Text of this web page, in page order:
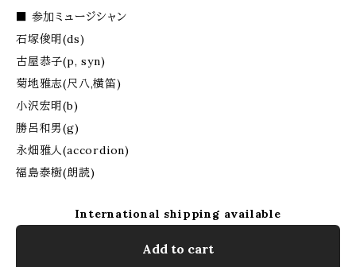
■ 参加ミュージシャン
石塚俊明(ds)
古屋恭子(p, syn)
菊地雅志(尺八,横笛)
小沢宏明(b)
勝呂和男(g)
永畑雅人(accordion)
福島泰樹(朗読)
International shipping available
Add to cart